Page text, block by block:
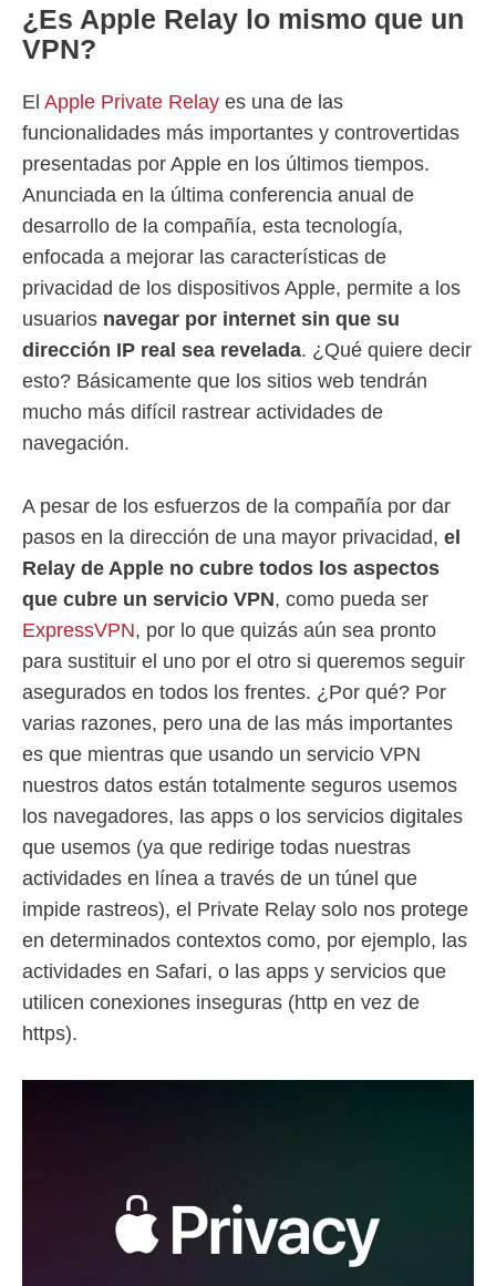
¿Es Apple Relay lo mismo que un
VPN?
El Apple Private Relay es una de las
funcionalidades más importantes y controvertidas
presentadas por Apple en los últimos tiempos.
Anunciada en la última conferencia anual de
desarrollo de la compañía, esta tecnología,
enfocada a mejorar las características de
privacidad de los dispositivos Apple, permite a los
usuarios navegar por internet sin que su
dirección IP real sea revelada. ¿Qué quiere decir
esto? Básicamente que los sitios web tendrán
mucho más difícil rastrear actividades de
navegación.
A pesar de los esfuerzos de la compañía por dar
pasos en la dirección de una mayor privacidad, el
Relay de Apple no cubre todos los aspectos
que cubre un servicio VPN, como pueda ser
ExpressVPN, por lo que quizás aún sea pronto
para sustituir el uno por el otro si queremos seguir
asegurados en todos los frentes. ¿Por qué? Por
varias razones, pero una de las más importantes
es que mientras que usando un servicio VPN
nuestros datos están totalmente seguros usemos
los navegadores, las apps o los servicios digitales
que usemos (ya que redirige todas nuestras
actividades en línea a través de un túnel que
impide rastreos), el Private Relay solo nos protege
en determinados contextos como, por ejemplo, las
actividades en Safari, o las apps y servicios que
utilicen conexiones inseguras (http en vez de
https).